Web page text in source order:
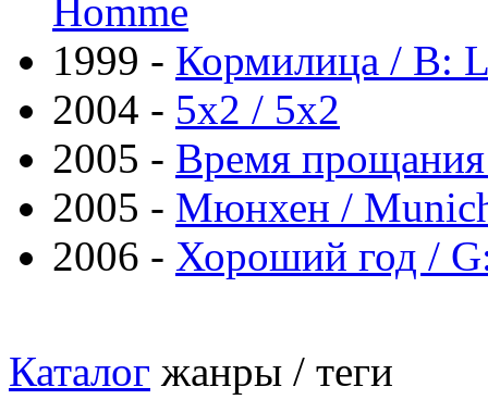
Homme
1999 - Кормилица / B:
2004 - 5x2 / 5x2
2005 - Время
2005 - Мюнхен /
2006 - Хороший год /
Каталог жанры / теги